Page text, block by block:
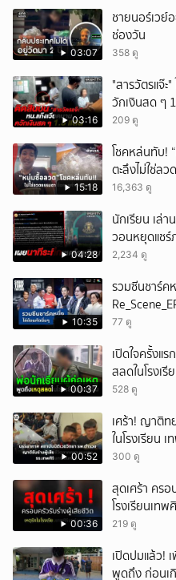
03:07
ชายนอร์เวย์
ช่องวัน
358 ดู
03:16
"สารวัตรแจ๊
วักเงินสด ๆ
209 ดู
15:18
โชคหล่นทับ!
ตะลึงไม่ใช่ล
16,363 ดู
04:28
นักเรียน เล่า
วอนหยุดแชร์
2,234 ดู
10:35
รวมซีนชาร์ค
77 ดู
00:37
เปิดใจครั้งแ
สลดในโรงเ
528 ดู
00:52
เศร้า! ญาติท
ในโรงเรียน
300 ดู
00:36
สุดเศร้า ครอ
โรงเรียนเท
219 ดู
เปิดปมแล้ว!
พูดถึง ก่อนเ